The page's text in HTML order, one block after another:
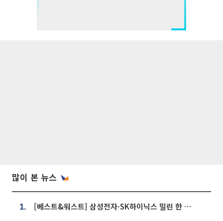
많이 본 뉴스
1. [베스트&워스트] 삼성전자·SK하이닉스 밀린 한 주…상상인증권은 85% 급등